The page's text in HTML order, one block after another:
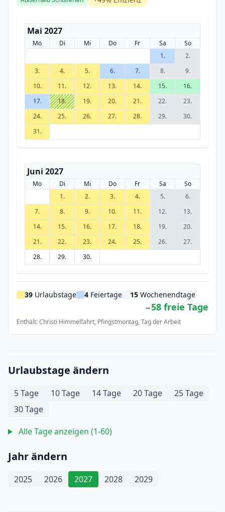
Mai 2027
Mo Di Mi Do Fr Sa
So
1.
2.
3.
4. 5. 6. 7. 8.
9.
10.
11. 12. 13. 14. 15.
16.
17.
18. 19. 20. 21. 22.
23.
24.
25. 26. 27. 28. 29.
30.
31.
Juni 2027
Mo Di Mi Do Fr Sa
So
1.
2. 3. 4. 5.
6.
7.
8. 9. 10. 11. 12.
13.
14.
15. 16. 17. 18. 19.
20.
21.
22. 23. 24. 25. 26.
27.
28.
29. 30.
39 Urlaubstage 4 Feiertage 15 Wochenendtage
→58 freie Tage
Enthält: Christi Himmelfahrt, Pfingstmontag, Tag der Arbeit
Urlaubstage ändern
5 Tage 10 Tage 14 Tage 20 Tage
25 Tage
30 Tage
Alle Tage anzeigen (1-60)
Jahr ändern
2025 2026 2027 2028 2029